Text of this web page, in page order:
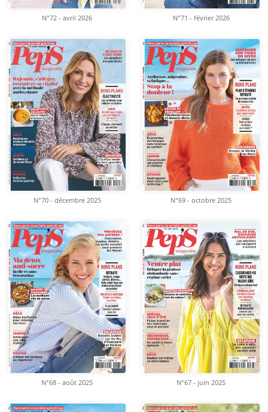
N°72 - avril 2026 N°71 - février 2026
N°70 - décembre 2025 N°69 - octobre 2025
N°68 - août 2025 N°67 - juin 2025